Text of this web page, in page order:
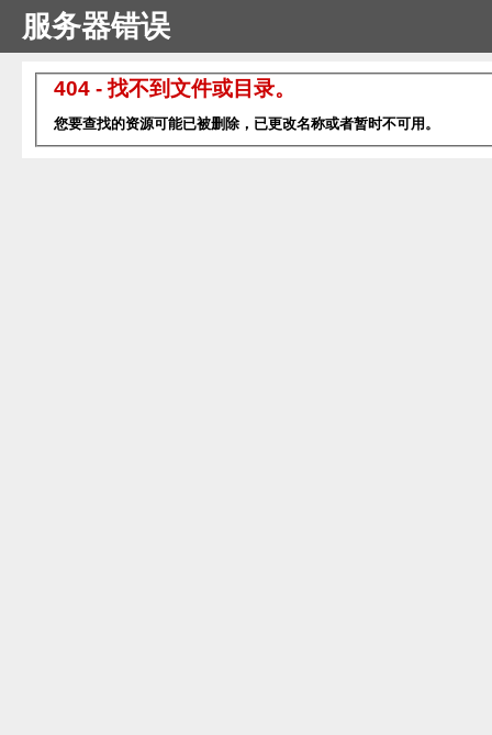
服务器错误
404 - 找不到文件或目录。
您要查找的资源可能已被删除，已更改名称或者暂时不可用。